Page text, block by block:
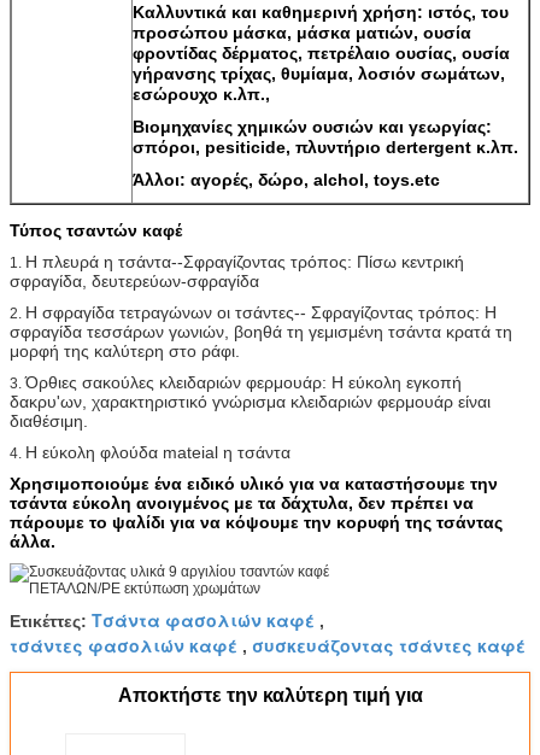
Καλλυντικά και καθημερινή χρήση: ιστός, του
προσώπου μάσκα, μάσκα ματιών, ουσία
φροντίδας δέρματος, πετρέλαιο ουσίας, ουσία
γήρανσης τρίχας, θυμίαμα, λοσιόν σωμάτων,
εσώρουχο κ.λπ.,
Βιομηχανίες χημικών ουσιών και γεωργίας:
σπόροι, pesiticide, πλυντήριο dertergent κ.λπ.
Άλλοι: αγορές, δώρο, alchol, toys.etc
Τύπος τσαντών καφέ
1. Η πλευρά η τσάντα--Σφραγίζοντας τρόπος: Πίσω κεντρική
σφραγίδα, δευτερεύων-σφραγίδα
2. Η σφραγίδα τετραγώνων οι τσάντες-- Σφραγίζοντας τρόπος: Η
σφραγίδα τεσσάρων γωνιών, βοηθά τη γεμισμένη τσάντα κρατά τη
μορφή της καλύτερη στο ράφι.
3.Όρθιες σακούλες κλειδαριών φερμουάρ: Η εύκολη εγκοπή
δακρυ'ων, χαρακτηριστικό γνώρισμα κλειδαριών φερμουάρ είναι
διαθέσιμη.
4. Η εύκολη φλούδα mateial η τσάντα
Χρησιμοποιούμε ένα ειδικό υλικό για να καταστήσουμε την
τσάντα εύκολη ανοιγμένος με τα δάχτυλα, δεν πρέπει να
πάρουμε το ψαλίδι για να κόψουμε την κορυφή της τσάντας
άλλα.
Ετικέττες: Τσάντα φασολιών καφέ ,
τσάντες φασολιών καφέ , συσκευάζοντας τσάντες καφέ
Αποκτήστε την καλύτερη τιμή για